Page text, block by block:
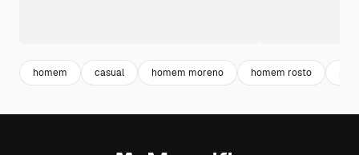
homem casual homem moreno homem rosto